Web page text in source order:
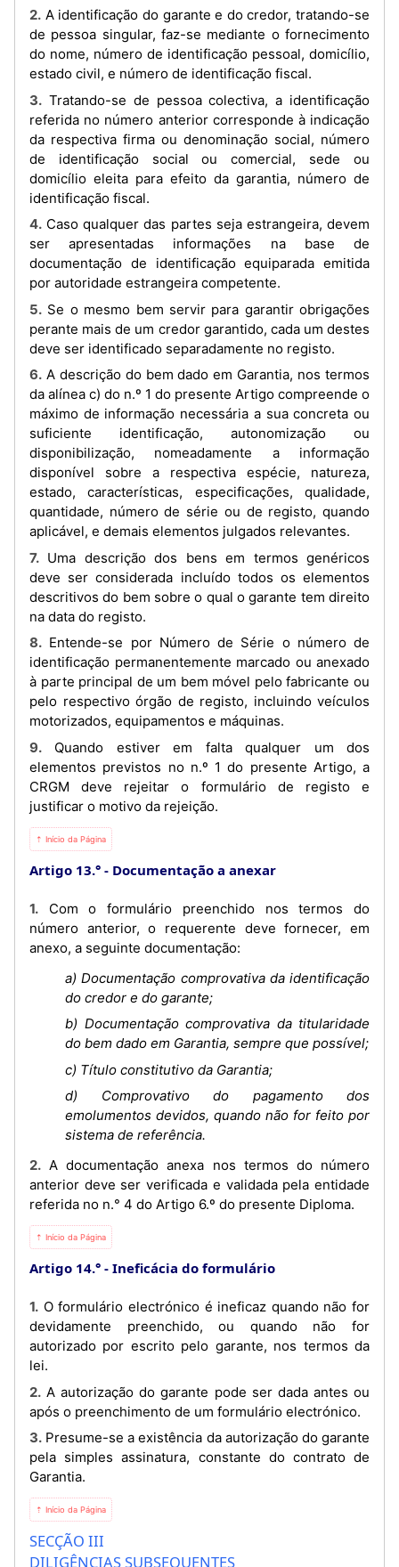
2. A identificação do garante e do credor, tratando-se
de pessoa singular, faz-se mediante o fornecimento
do nome, número de identificação pessoal, domicílio,
estado civil, e número de identificação fiscal.
3. Tratando-se de pessoa colectiva, a identificação
referida no número anterior corresponde à indicação
da respectiva firma ou denominação social, número
de identificação social ou comercial, sede ou
domicílio eleita para efeito da garantia, número de
identificação fiscal.
4. Caso qualquer das partes seja estrangeira, devem
ser apresentadas informações na base de
documentação de identificação equiparada emitida
por autoridade estrangeira competente.
5. Se o mesmo bem servir para garantir obrigações
perante mais de um credor garantido, cada um destes
deve ser identificado separadamente no registo.
6. A descrição do bem dado em Garantia, nos termos
da alínea c) do n.º 1 do presente Artigo compreende o
máximo de informação necessária a sua concreta ou
suficiente identificação, autonomização ou
disponibilização, nomeadamente a informação
disponível sobre a respectiva espécie, natureza,
estado, características, especificações, qualidade,
quantidade, número de série ou de registo, quando
aplicável, e demais elementos julgados relevantes.
7. Uma descrição dos bens em termos genéricos
deve ser considerada incluído todos os elementos
descritivos do bem sobre o qual o garante tem direito
na data do registo.
8. Entende-se por Número de Série o número de
identificação permanentemente marcado ou anexado
à parte principal de um bem móvel pelo fabricante ou
pelo respectivo órgão de registo, incluindo veículos
motorizados, equipamentos e máquinas.
9. Quando estiver em falta qualquer um dos
elementos previstos no n.º 1 do presente Artigo, a
CRGM deve rejeitar o formulário de registo e
justificar o motivo da rejeição.
⇡ Início da Página
Artigo 13.° Documentação a anexar
1. Com o formulário preenchido nos termos do
número anterior, o requerente deve fornecer, em
anexo, a seguinte documentação:
a) Documentação comprovativa da identificação
do credor e do garante;
b) Documentação comprovativa da titularidade
do bem dado em Garantia, sempre que possível;
c) Título constitutivo da Garantia;
d) Comprovativo do pagamento dos
emolumentos devidos, quando não for feito por
sistema de referência.
2. A documentação anexa nos termos do número
anterior deve ser verificada e validada pela entidade
referida no n.° 4 do Artigo 6.º do presente Diploma.
⇡ Início da Página
Artigo 14.° Ineficácia do formulário
1. O formulário electrónico é ineficaz quando não for
devidamente preenchido, ou quando não for
autorizado por escrito pelo garante, nos termos da
lei.
2. A autorização do garante pode ser dada antes ou
após o preenchimento de um formulário electrónico.
3. Presume-se a existência da autorização do garante
pela simples assinatura, constante do contrato de
Garantia.
⇡ Início da Página
SECÇÃO III
DILIGÊNCIAS SUBSEQUENTES